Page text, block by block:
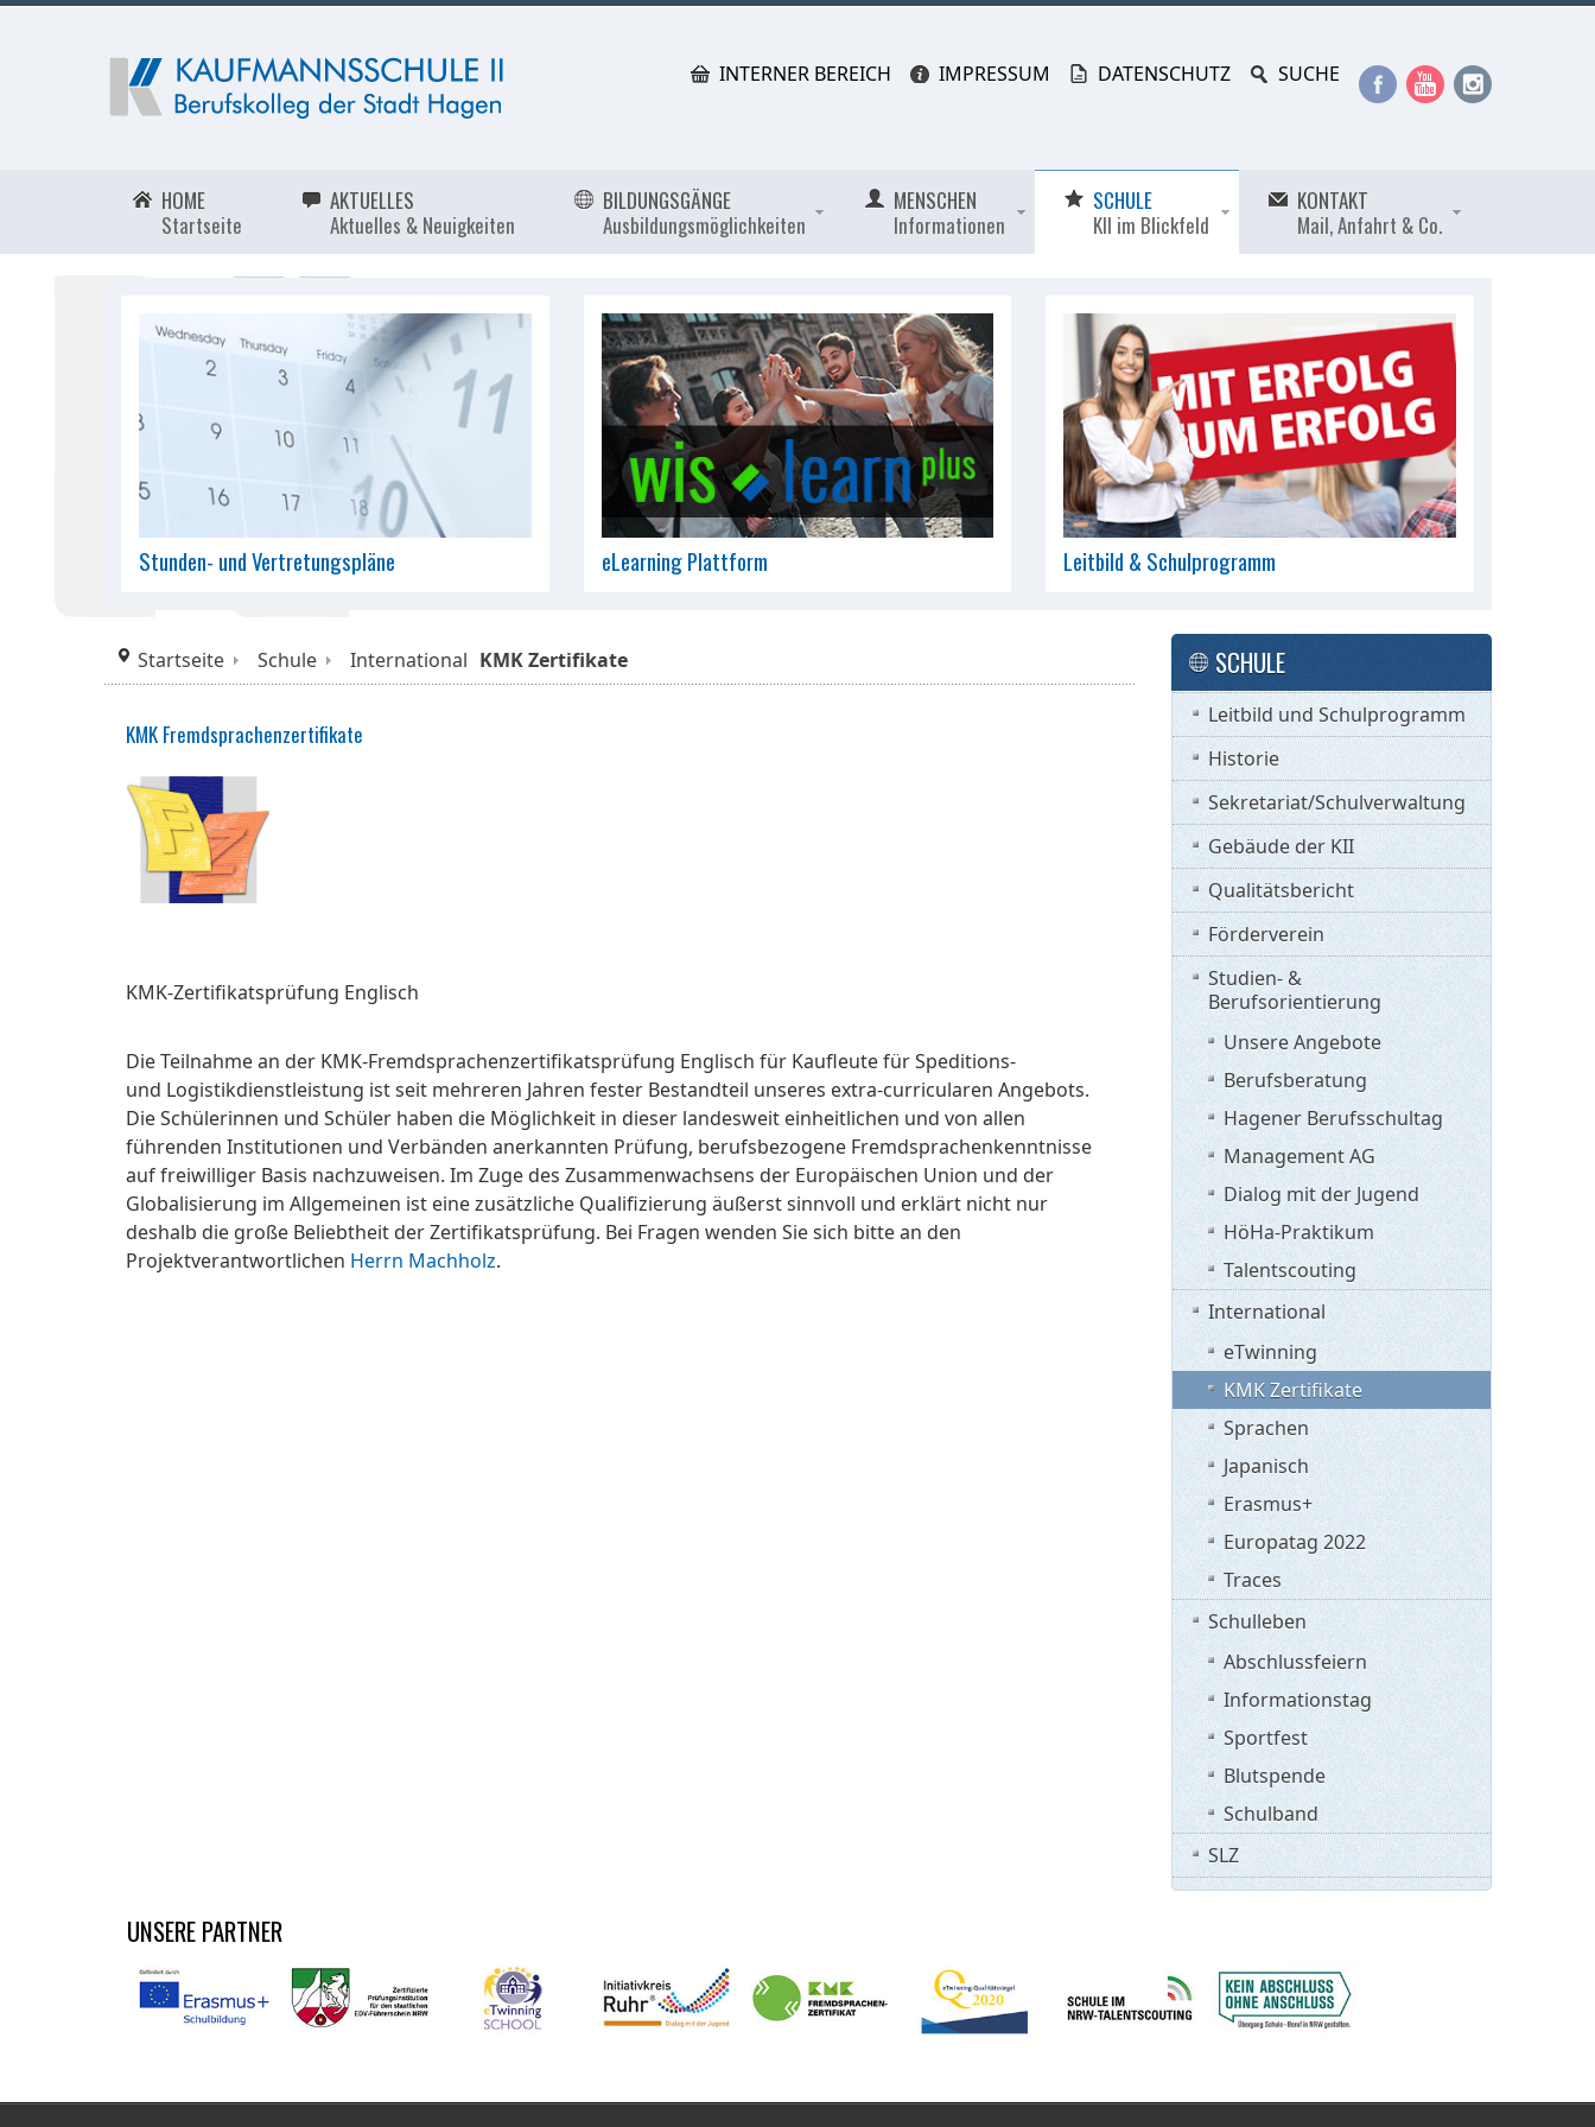
INTERNER BEREICH IMPRESSUM DATENSCHUTZ SUCHE
HOME
Startseite
AKTUELLES
Aktuelles & Neuigkeiten
BILDUNGSGÄNGE
Ausbildungsmöglichkeiten
MENSCHEN
Informationen
SCHULE
KII im Blickfeld
KONTAKT
Mail, Anfahrt & Co.
Stunden- und Vertretungspläne eLearning Plattform Leitbild & Schulprogramm
Startseite Schule International KMK Zertifikate
KMK Fremdsprachenzertifikate
KMK-Zertifikatsprüfung Englisch
Die Teilnahme an der KMK-Fremdsprachenzertifikatsprüfung Englisch für Kaufleute für Speditions-
und Logistikdienstleistung ist seit mehreren Jahren fester Bestandteil unseres extra-curricularen Angebots.
Die Schülerinnen und Schüler haben die Möglichkeit in dieser landesweit einheitlichen und von allen
führenden Institutionen und Verbänden anerkannten Prüfung, berufsbezogene Fremdsprachenkenntnisse
auf freiwilliger Basis nachzuweisen. Im Zuge des Zusammenwachsens der Europäischen Union und der
Globalisierung im Allgemeinen ist eine zusätzliche Qualifizierung äußerst sinnvoll und erklärt nicht nur
deshalb die große Beliebtheit der Zertifikatsprüfung. Bei Fragen wenden Sie sich bitte an den
Projektverantwortlichen Herrn Machholz.
SCHULE
Leitbild und Schulprogramm
Historie
Sekretariat/Schulverwaltung
Gebäude der KII
Qualitätsbericht
Förderverein
Studien- &
Berufsorientierung
Unsere Angebote
Berufsberatung
Hagener Berufsschultag
Management AG
Dialog mit der Jugend
HöHa-Praktikum
Talentscouting
International
eTwinning
KMK Zertifikate
Sprachen
Japanisch
Erasmus+
Europatag 2022
Traces
Schulleben
Abschlussfeiern
Informationstag
Sportfest
Blutspende
Schulband
SLZ
UNSERE PARTNER